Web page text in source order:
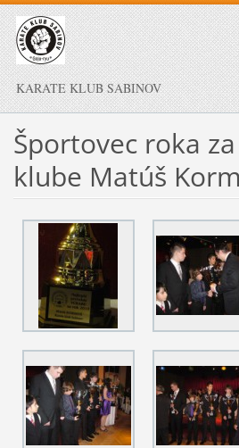
KARATE KLUB SABINOV
Športovec roka
klube Matúš